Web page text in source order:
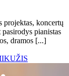
projektas, koncertų
pianistas
dramos [...]